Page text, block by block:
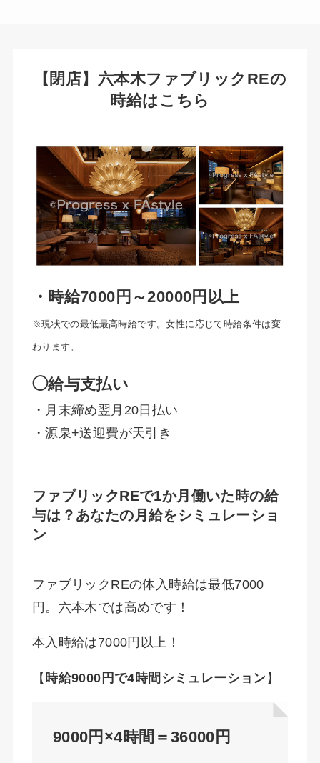
【閉店】六本木ファブリックREの
時給はこちら
・時給7000円～20000円以上
※現状での最低最高時給です。女性に応じて時給条件は変
わります。
◯給与支払い
・月末締め翌月20日払い
・源泉+送迎費が天引き
ファブリックREで1か月働いた時の給
与は？あなたの月給をシミュレーショ
ン
ファブリックREの体入時給は最低7000
円。六本木では高めです！
本入時給は7000円以上！
【 時給9000円で4時間シミュレーション 】
9000円×4時間＝36000円